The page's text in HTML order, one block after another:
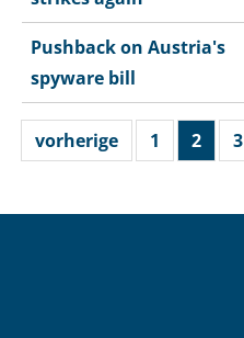
Pushback on Austria's
spyware bill
vorherige 1 2 3